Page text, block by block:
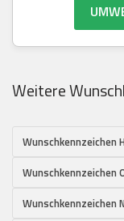
Weitere
Wunschkennzeichen
Wunschkennzeichen
Wunschkennzeichen